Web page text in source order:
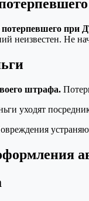
потерпевшего при
неизвестен. Не
штрафа.
уходят